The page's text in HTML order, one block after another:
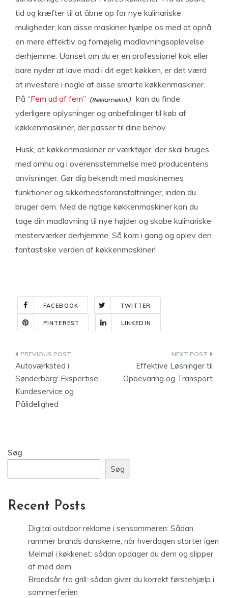
tid og kræfter til at åbne op for nye kulinariske
muligheder, kan disse maskiner hjælpe os med at opnå
en mere effektiv og fornøjelig madlavningsoplevelse
derhjemme. Uanset om du er en professionel kok eller
bare nyder at lave mad i dit eget køkken, er det værd
at investere i nogle af disse smarte køkkenmaskiner.
På “Fem ud af fem”
kan du finde
yderligere oplysninger og anbefalinger til køb af
køkkenmaskiner, der passer til dine behov.
Husk, at køkkenmaskiner er værktøjer, der skal bruges
med omhu og i overensstemmelse med producentens
anvisninger. Gør dig bekendt med maskinernes
funktioner og sikkerhedsforanstaltninger, inden du
bruger dem. Med de rigtige køkkenmaskiner kan du
tage din madlavning til nye højder og skabe kulinariske
mesterværker derhjemme. Så kom i gang og oplev den
fantastiske verden af køkkenmaskiner!
FACEBOOK TWITTER
PINTEREST LINKEDIN
Indlægsnavigation
Autoværksted i
Sønderborg: Ekspertise,
Kundeservice og
Pålidelighed
Effektive Løsninger til
Opbevaring og Transport
Søg
Søg
Recent Posts
Digital outdoor reklame i sensommeren: Sådan
rammer brands danskerne, når hverdagen starter igen
Melmøl i køkkenet: sådan opdager du dem og slipper
af med dem
Brandsår fra grill: sådan giver du korrekt førstehjælp i
sommerferien